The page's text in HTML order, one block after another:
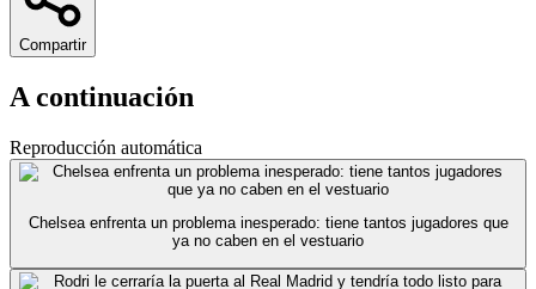
Compartir
A continuación
Reproducción automática
Chelsea enfrenta un problema inesperado: tiene tantos jugadores que
ya no caben en el vestuario